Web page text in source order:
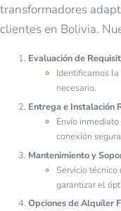
transformadores
clientes en Bolivia.
Evaluación de
Identificamos
necesario.
Entrega e Instalación
Envío
conexión
Mantenimiento y
Servicio
garantizar el
Opciones de Alquiler